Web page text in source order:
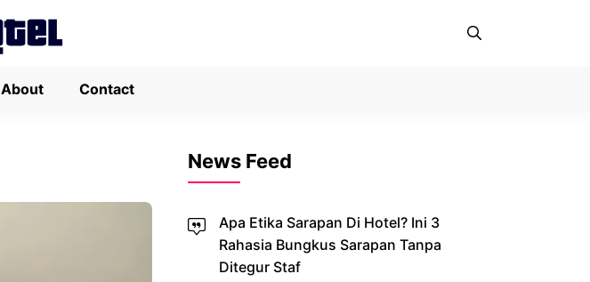
About Contact
News Feed
Apa Etika Sarapan Di Hotel? Ini 3
Rahasia Bungkus Sarapan Tanpa
Ditegur Staf